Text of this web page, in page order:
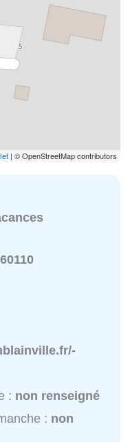
| © OpenStreetMap contributors
: non renseigné
: non